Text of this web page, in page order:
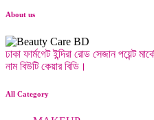
About us
ঢাকা ফার্মগেট ইন্দিরা রোড সেজান পয়েন্ট
নাম বিউটি কেয়ার বিডি।
All Category